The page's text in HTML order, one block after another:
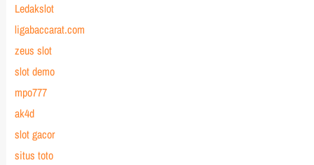
Ledakslot
ligabaccarat.com
zeus slot
slot demo
mpo777
ak4d
slot gacor
situs toto